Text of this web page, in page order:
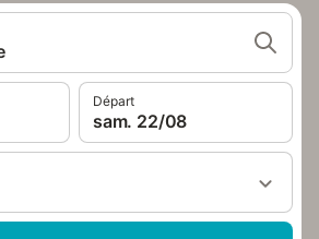
Départ
sam. 22/08